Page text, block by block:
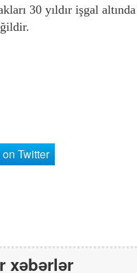
30 yıldır işgal
Twitter
xəbərlər